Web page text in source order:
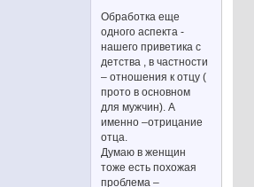
Обработка еще
одного аспекта -
нашего приветика с
детства , в частности
– отношения к отцу (
прото в основном
для мужчин). А
именно –отрицание
отца.
Думаю в женщин
тоже есть похожая
проблема –